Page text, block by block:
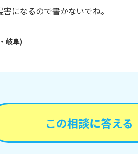
になるので書かないでね。
岐阜)
この相談に答える